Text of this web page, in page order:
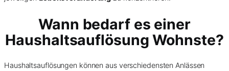
Wann bedarf es einer
Haushaltsauflösung Wohnste?
Haushaltsauflösungen können aus verschiedensten Anlässen